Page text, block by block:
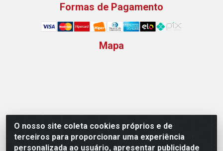
O nosso site coleta cookies próprios e de
terceiros para proporcionar uma experiência
personalizada ao usuário, apresentar publicidade
Formas de Pagamento
Mapa